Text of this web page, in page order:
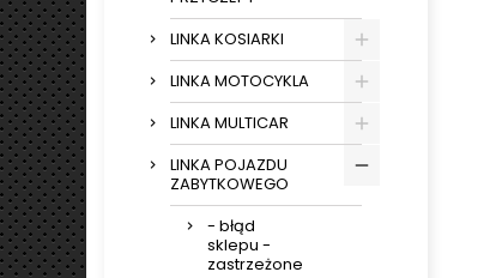
LINKA KOSIARKI
LINKA MOTOCYKLA
LINKA MULTICAR
LINKA POJAZDU
ZABYTKOWEGO
- błąd
sklepu -
zastrzeżone